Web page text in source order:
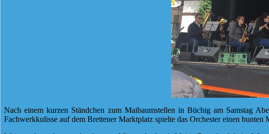
Nach einem kurzen Ständchen zum Maibaumstellen in Büchig am Samstag
Fachwerkkulisse auf dem Brettener Marktplatz spielte das Orchester einen